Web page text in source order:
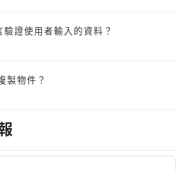
證使用者輸入的資料？
製物件？